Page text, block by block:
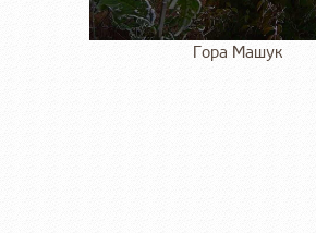
Гора Машук